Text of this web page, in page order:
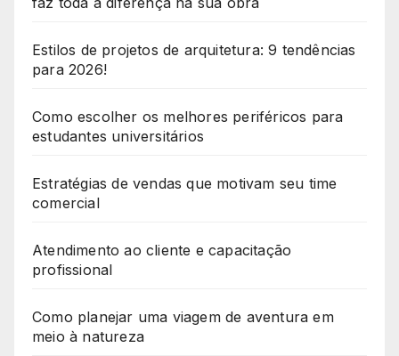
Estilos de projetos de arquitetura: 9 tendências
para 2026!
Como escolher os melhores periféricos para
estudantes universitários
Estratégias de vendas que motivam seu time
comercial
Atendimento ao cliente e capacitação
profissional
Como planejar uma viagem de aventura em
meio à natureza